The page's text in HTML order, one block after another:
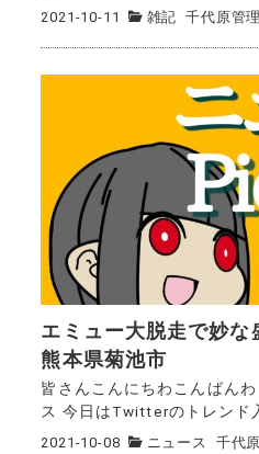
2021-10-11 雑記 千代原管
エミュー大脱走で妙な
熊本県菊池市
皆さんこんにちわこんばん
ス 今日はTwitterのトレンド
2021-10-08 ニュース 千代